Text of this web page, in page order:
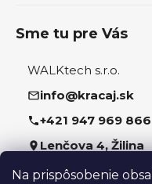
Na prispôsobenie
Sme tu pre Vás
WALKtech s.r.o.
info@kracaj.sk
+421 947 969 866
Lenčova 4, Žilina
Sledujte nás